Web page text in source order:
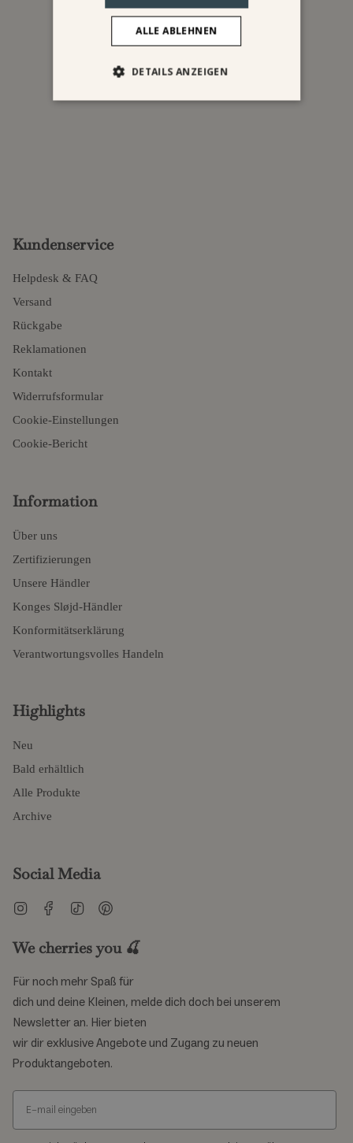
Kundenservice
Helpdesk & FAQ
Versand
Rückgabe
Reklamationen
Kontakt
Widerrufsformular
Cookie-Einstellungen
Cookie-Bericht
Information
Über uns
Zertifizierungen
Unsere Händler
Konges Sløjd-Händler
Konformitätserklärung
Verantwortungsvolles Handeln
Highlights
Neu
Bald erhältlich
Alle Produkte
Archive
Social Media
InstagramFacebook
TikTok
We cherries you 🍒
Für noch mehr Spaß für
dich und deine Kleinen, melde dich doch bei unserem
Newsletter an. Hier bieten
wir dir exklusive Angebote und Zugang zu neuen
Produktangeboten.
ALLE ABLEHNEN
DETAILS ANZEIGEN